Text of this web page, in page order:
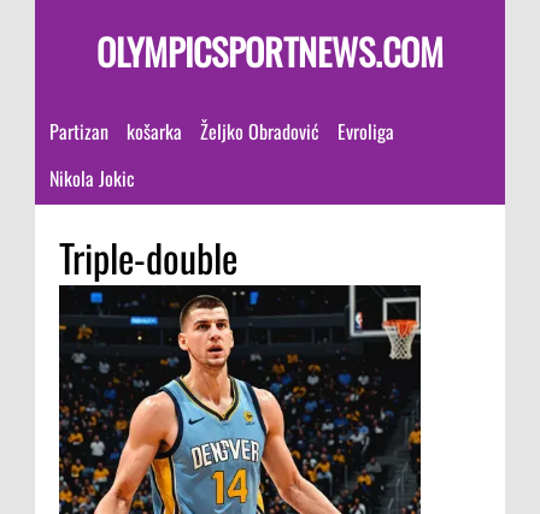
OLYMPICSPORTNEWS.COM
Partizan košarka Željko Obradović
Evroliga
Nikola Jokic
Triple-double